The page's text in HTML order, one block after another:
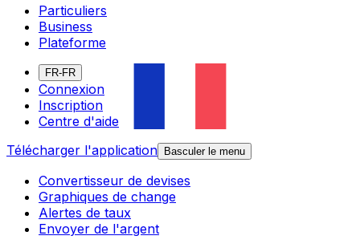
Particuliers
Business
Plateforme
FR-FR
Connexion
Inscription
Centre d'aide
Télécharger l'application
Basculer le menu
Convertisseur de devises
Graphiques de change
Alertes de taux
Envoyer de l'argent